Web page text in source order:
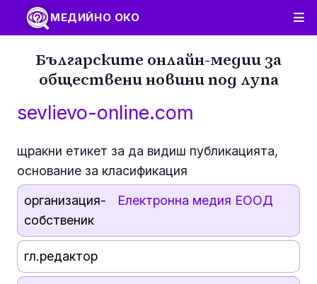
МЕДИЙНО ОКО
Българските онлайн-медии за
обществени новини под лупа
sevlievo-online.com
щракни етикет за да видиш публикацията,
основание за класификация
организация-
собственик
Електронна медия ЕООД
гл.редактор